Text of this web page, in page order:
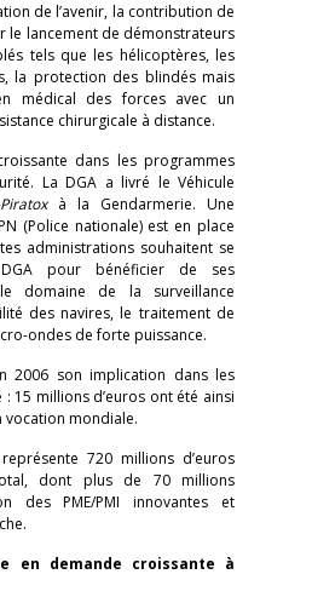
de l’avenir, la contribution de
le lancement de démonstrateurs
tels que les hélicoptères, les
la protection des blindés mais
médical des forces avec un
chirurgicale à distance.
dans les programmes
La DGA a livré le Véhicule
à la Gendarmerie. Une
(Police nationale) est en place
administrations souhaitent se
pour bénéficier de ses
domaine de la surveillance
des navires, le traitement de
ondes de forte puissance.
2006 son implication dans les
15 millions d’euros ont été ainsi
vocation mondiale.
720 millions d’euros
dont plus de 70 millions
des PME/PMI innovantes et
en demande croissante à